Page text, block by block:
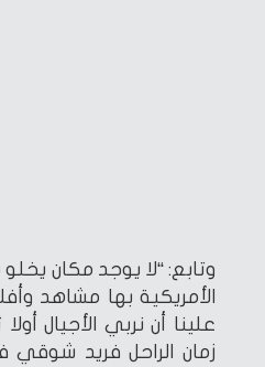
وتابع: “لا يوجد مكان يخلو
الأمريكية بها مشاهد
علينا أن نربي الأجيال
زمان الراحل فريد شوقي